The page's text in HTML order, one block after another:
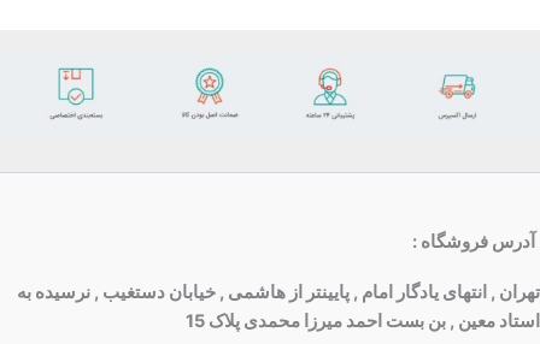
آدرس فروشگاه :
تهران , انتهای یادگار امام , پایینتر از هاشمی , خیابان دستغیب , نرسیده به
استاد معین , بن بست احمد میرزا محمدی پلاک 15